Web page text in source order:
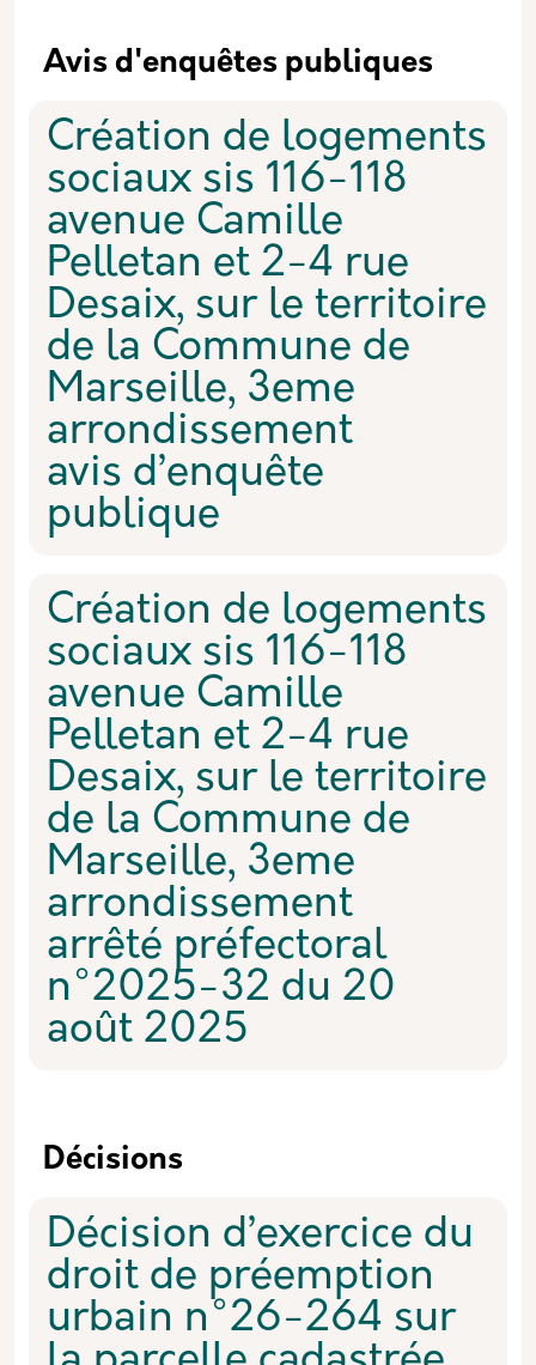
Avis d'enquêtes publiques
Création de logements
sociaux sis 116-118
avenue Camille
Pelletan et 2-4 rue
Desaix, sur le territoire
de la Commune de
Marseille, 3eme
arrondissement
avis d’enquête
publique
Création de logements
sociaux sis 116-118
avenue Camille
Pelletan et 2-4 rue
Desaix, sur le territoire
de la Commune de
Marseille, 3eme
arrondissement
arrêté préfectoral
n°2025-32 du 20
août 2025
Décisions
Décision d’exercice du
droit de préemption
urbain n°26-264 sur